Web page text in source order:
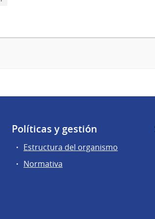
Políticas y gestión
Estructura del organismo
Normativa